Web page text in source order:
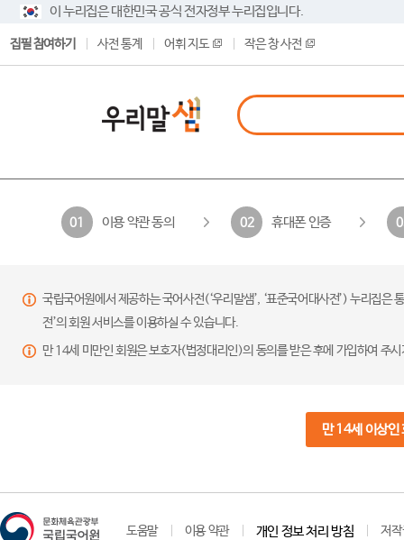
이 누리집은 대한민국 공식 전자정부 누리집입니다.
집필 참여하기 사전 통계 어휘 지도 작은 창 사전
01 이용 약관 동의 02 휴대폰 인증
국립국어원에서 제공하는 국어사전(‘우리말샘’, ‘표준국어대사전’) 누리집
전’의 회원 서비스를 이용하실 수 있습니다.
만 14세 미만인 회원은 보호자(법정대리인)의 동의를 받은 후에 가입하여 주
만 14세 이상인
도움말 이용 약관 개인 정보 처리 방침 저